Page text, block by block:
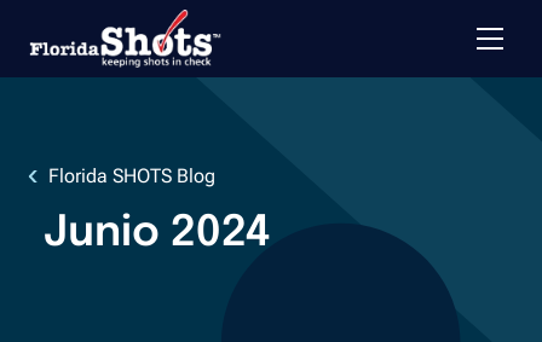
Florida SHOTS Blog
Junio 2024